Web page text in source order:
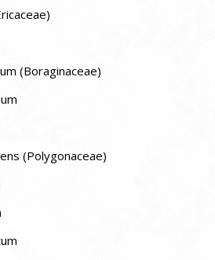
(Boraginaceae)
(Polygonaceae)